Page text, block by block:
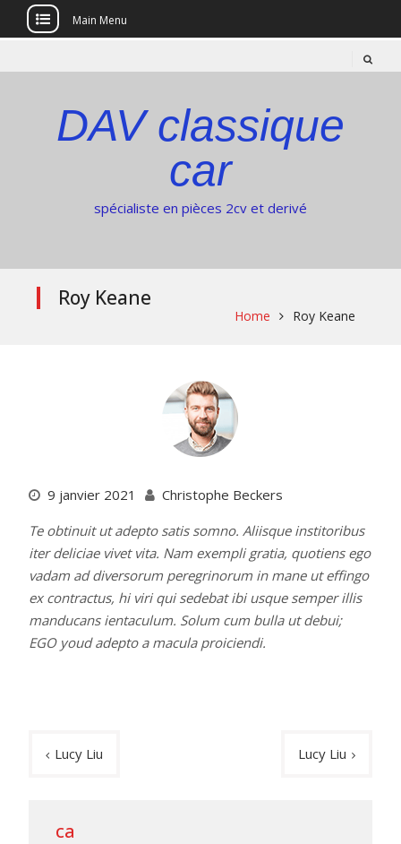
to
Main Menu
DAV classique
car
spécialiste en pièces 2cv et derivé
Roy Keane
Home Roy Keane
9 janvier 2021
Christophe Beckers
Te obtinuit ut adepto satis somno. Aliisque institoribus
iter deliciae vivet vita. Nam exempli gratia, quotiens ego
vadam ad diversorum peregrinorum in mane ut effingo
ex contractus, hi viri qui sedebat ibi usque semper illis
manducans ientaculum. Solum cum bulla ut debui;
EGO youd adepto a macula proiciendi.
Lucy Liu Lucy Liu
ca